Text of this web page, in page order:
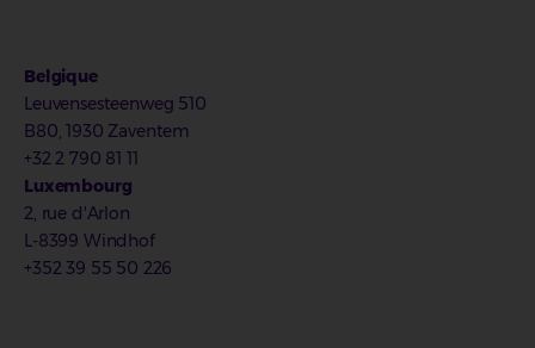
Belgique
Leuvensesteenweg 510
B80, 1930 Zaventem
+32 2 790 81 11
Luxembourg
2, rue d'Arlon
L-8399 Windhof
+352 39 55 50 226